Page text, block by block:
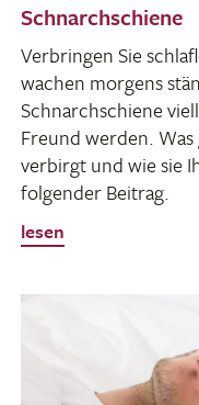
Schnarchschiene
Verbringen Sie
wachen morgens
Schnarch­schiene
Freund werden.
verbirgt und wie sie
folgender Beitrag.
lesen